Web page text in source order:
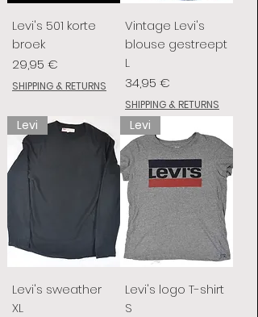
Levi's 501 korte
broek
Preis
29,95 €
SHIPPING & RETURNS
Vintage Levi's
blouse gestreept
L
Preis
34,95 €
SHIPPING & RETURNS
Levi
Levi's sweather
XL
Levi
Levi's logo T-shirt
S